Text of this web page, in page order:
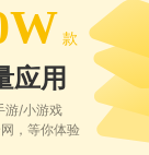
款
应用
游/小游戏
，等你体验